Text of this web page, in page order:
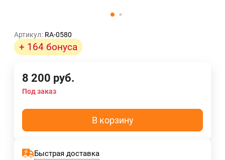
Артикул: RA-0580
+ 164 бонуса
8 200 руб.
Под заказ
В корзину
Быстрая доставка